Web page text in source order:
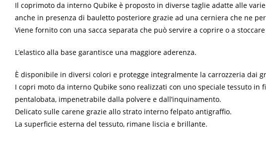
Il coprimoto da interno Qubike è proposto in diverse taglie adatte alle
anche in presenza di bauletto posteriore grazie ad una cerniera che ne
Viene fornito con una sacca separata che può servire a coprire o a
L’elastico alla base garantisce una maggiore aderenza.
È disponibile in diversi colori e protegge integralmente la carrozzeria dai
I copri moto da interno Qubike sono realizzati con uno speciale tessuto
pentalobata, impenetrabile dalla polvere e dall’inquinamento.
Delicato sulle carene grazie allo strato interno felpato antigraffio.
La superficie esterna del tessuto, rimane liscia e brillante.